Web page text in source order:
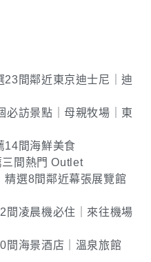
23間鄰近東京迪士尼｜迪
必訪景點｜母親牧場｜東
14間海鮮美食
三間熱門 Outlet
精選8間鄰近幕張展覽館
間凌晨機必住｜來往機場
間海景酒店｜溫泉旅館